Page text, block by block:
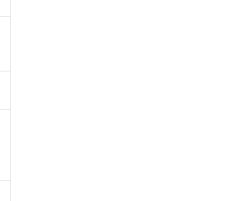
るものではありません。
出荷製品に未対応品が
り、2022年1月12日よ